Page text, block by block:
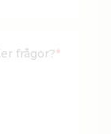
frågor?*